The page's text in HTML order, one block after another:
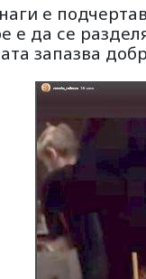
е
е да се
запазва